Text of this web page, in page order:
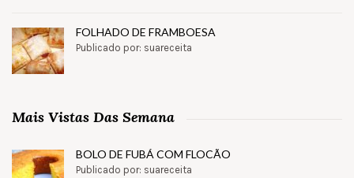
FOLHADO DE FRAMBOESA
Publicado por: suareceita
Mais Vistas Das Semana
BOLO DE FUBÁ COM FLOCÃO
Publicado por: suareceita